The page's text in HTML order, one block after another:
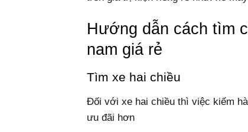
Hướng dẫn cách tìm
nam giá rẻ
Tìm xe hai chiều
Đối với xe hai chiều thì việc kiếm
ưu đãi hơn